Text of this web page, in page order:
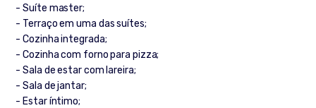
- Suíte master;
- Terraço em uma das suítes;
- Cozinha integrada;
- Cozinha com forno para pizza;
- Sala de estar com lareira;
- Sala de jantar;
- Estar íntimo;